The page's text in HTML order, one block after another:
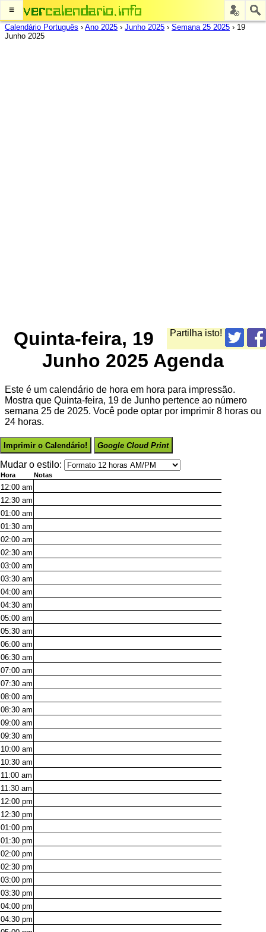
≡
Calendário Português › Ano 2025 › Junho 2025 › Semana 25 2025 › 19
Junho 2025
Partilha isto!
Quinta-feira, 19
Junho 2025 Agenda
Este é um calendário de hora em hora para impressão.
Mostra que Quinta-feira, 19 de Junho pertence ao número
semana 25 de 2025. Você pode optar por imprimir 8 horas ou
24 horas.
Imprimir o Calendário! Google Cloud Print
Mudar o estilo:
Hora Notas
12:00 am
12:30 am
01:00 am
01:30 am
02:00 am
02:30 am
03:00 am
03:30 am
04:00 am
04:30 am
05:00 am
05:30 am
06:00 am
06:30 am
07:00 am
07:30 am
08:00 am
08:30 am
09:00 am
09:30 am
10:00 am
10:30 am
11:00 am
11:30 am
12:00 pm
12:30 pm
01:00 pm
01:30 pm
02:00 pm
02:30 pm
03:00 pm
03:30 pm
04:00 pm
04:30 pm